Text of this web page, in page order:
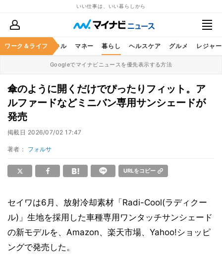
いい仕事は、いい暮らしから
ワーク＆ライフ
ア ビジネススキル マネー 暮らし ヘルスケア グルメ レジャー
Googleでマイナビニュースを優先表示する方法
傘のように開くだけでぴったりフィット。ア
ルファードなどミニバン専用サンシェードが
発売
掲載日 2026/07/02 17:47
著者： フォルサ
URLをコピー
セイワは6月、放射冷却素材「Radi-Cool(ラディクー
ル)」生地を採用した車種専用ワンタッチサンシェード
の新モデルを、Amazon、楽天市場、Yahoo!ショッピ
ングで発売した。